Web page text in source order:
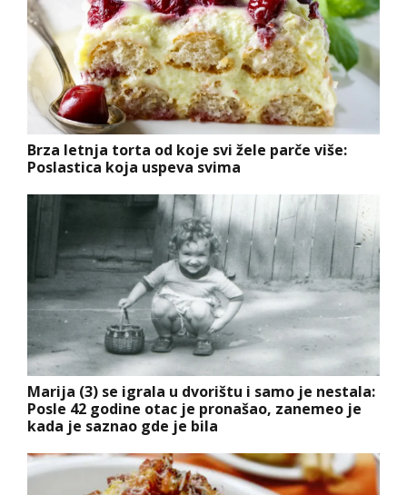
Brza letnja torta od koje svi žele parče više:
Poslastica koja uspeva svima
Marija (3) se igrala u dvorištu i samo je nestala:
Posle 42 godine otac je pronašao, zanemeo je
kada je saznao gde je bila